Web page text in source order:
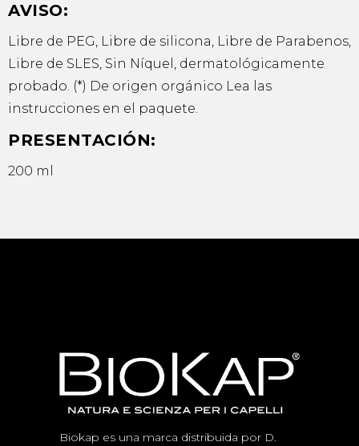
AVISO:
Libre de PEG, Libre de silicona, Libre de Parabenos,
Libre de SLES, Sin Níquel, dermatológicamente
probado. (*) De origen orgánico Lea las
instrucciones en el paquete.
PRESENTACIÓN:
200 ml
Biokap es una marca distribuida por D.